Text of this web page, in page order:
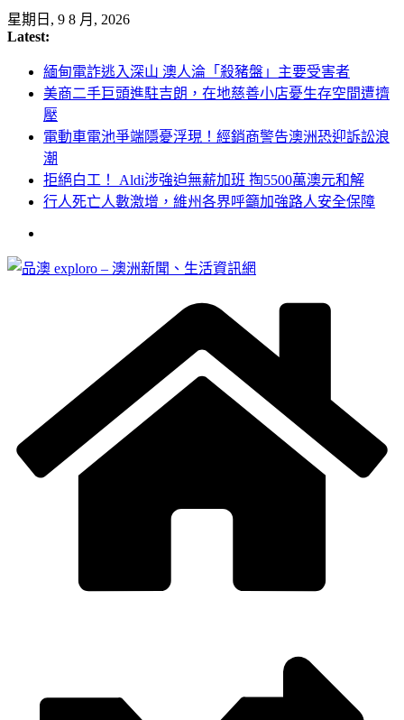
Skip
to
content
星期日, 9 8 月, 2026
Latest:
緬甸電詐逃入深山 澳人淪「殺豬盤」主要受害者
美商二手巨頭進駐吉朗，在地慈善小店憂生存空間遭擠
壓
電動車電池爭端隱憂浮現！經銷商警告澳洲恐迎訴訟浪
潮
拒絕白工！ Aldi涉強迫無薪加班 掏5500萬澳元和解
行人死亡人數激增，維州各界呼籲加強路人安全保障